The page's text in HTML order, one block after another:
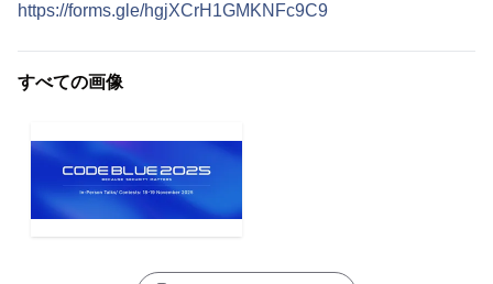
https://forms.gle/hgjXCrH1GMKNFc9C9
すべての画像